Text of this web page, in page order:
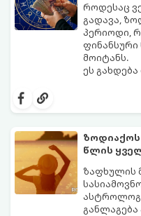
როდესაც
გადავა,
პერიოდი,
ფინანსური
მოიტანს.
ეს
იჩენდა
მკაცრ
თანდათან
გეგონათ,
გაჩნდება
რთული
შეძლებენ
ახალი
ზოდიაქოს
წლის
ზაფხულის
განლაგება